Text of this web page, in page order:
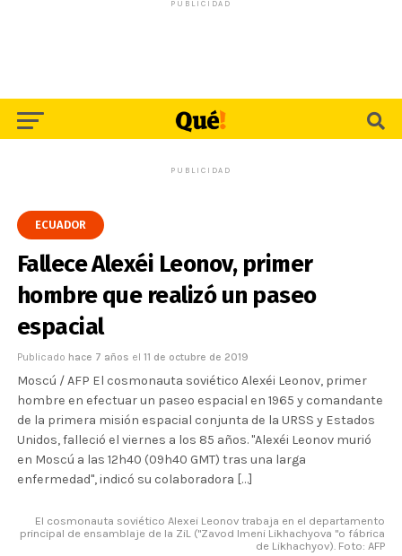
PUBLICIDAD
PUBLICIDAD
ECUADOR
Fallece Alexéi Leonov, primer
hombre que realizó un paseo
espacial
Publicado hace 7 años el 11 de octubre de 2019
Moscú / AFP El cosmonauta soviético Alexéi Leonov, primer
hombre en efectuar un paseo espacial en 1965 y comandante
de la primera misión espacial conjunta de la URSS y Estados
Unidos, falleció el viernes a los 85 años. "Alexéi Leonov murió
en Moscú a las 12h40 (09h40 GMT) tras una larga
enfermedad", indicó su colaboradora […]
El cosmonauta soviético Alexei Leonov trabaja en el departamento
principal de ensamblaje de la ZiL ("Zavod Imeni Likhachyova "o fábrica
de Likhachyov). Foto: AFP